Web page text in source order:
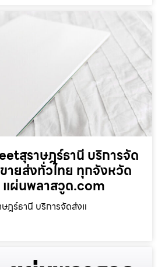
สุราษฎร์ธานี บริการจัด
ายส่งทั่วไทย ทุกจังหวัด
แผ่นพลาสวูด.com
ฎร์ธานี บริการจัดส่งแ